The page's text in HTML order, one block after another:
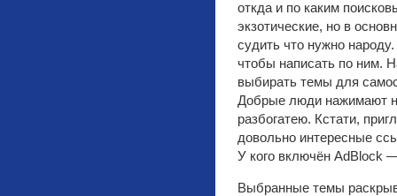
откда и по каким
экзотические, но в
судить что нужно
чтобы написать по ним.
выбирать темы для
Добрые люди нажимают
разбогатею. Кстати,
довольно интересные
У кого включён AdBlock
Выбранные темы